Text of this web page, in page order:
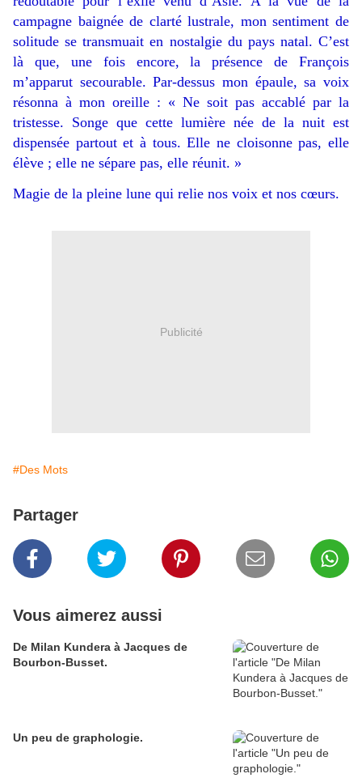
campagne baignée de clarté lustrale, mon sentiment de
solitude se transmuait en nostalgie du pays natal. C’est
là que, une fois encore, la présence de François
m’apparut secourable. Par-dessus mon épaule, sa voix
résonna à mon oreille : « Ne soit pas accablé par la
tristesse. Songe que cette lumière née de la nuit est
dispensée partout et à tous. Elle ne cloisonne pas, elle
élève ; elle ne sépare pas, elle réunit. »
Magie de la pleine lune qui relie nos voix et nos cœurs.
Publicité
#Des Mots
Partager
Vous aimerez aussi
De Milan Kundera à Jacques de
Bourbon-Busset.
Un peu de graphologie.